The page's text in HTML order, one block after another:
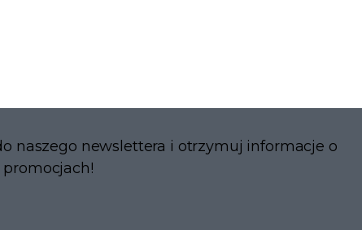
naszego newslettera i otrzymuj informacje o